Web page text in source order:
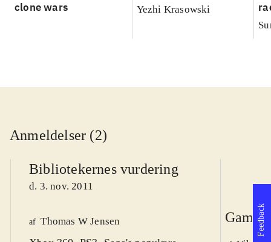
clone wars
Yezhi Krasowski
Anmeldelser (2)
Bibliotekernes vurdering
d. 3. nov. 2011
af Thomas W Jensen GameFeedback